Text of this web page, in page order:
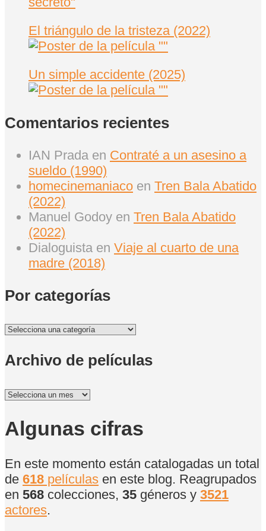
El triángulo de la tristeza (2022)
Un simple accidente (2025)
Comentarios recientes
IAN Prada en Contraté a un asesino a
sueldo (1990)
homecinemaniaco en Tren Bala Abatido
(2022)
Manuel Godoy en Tren Bala Abatido
(2022)
Dialoguista en Viaje al cuarto de una
madre (2018)
Por categorías
Por
Archivo de películas
Archivo
películas
Algunas cifras
En este momento están catalogadas un total
de 618 películas en este blog. Reagrupados
en 568 colecciones, 35 géneros y 3521
actores.